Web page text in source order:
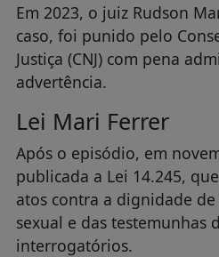
Em 2023, o juiz Rudson
caso, foi punido pelo
Justiça (CNJ) com pena
advertência.
Lei Mari Ferrer
Após o episódio, em
publicada a Lei 14.245,
atos contra a dignidade
sexual e das testemunhas
interrogatórios.